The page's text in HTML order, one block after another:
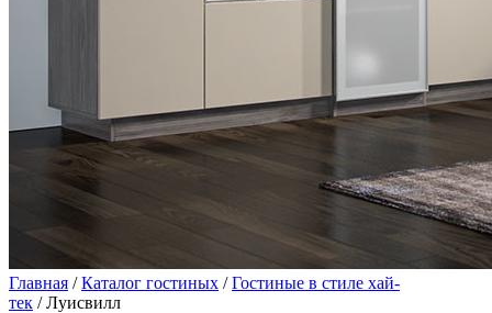
Главная /Каталог гостиных /Гостиные в стиле хай-
тек / Луисвилл